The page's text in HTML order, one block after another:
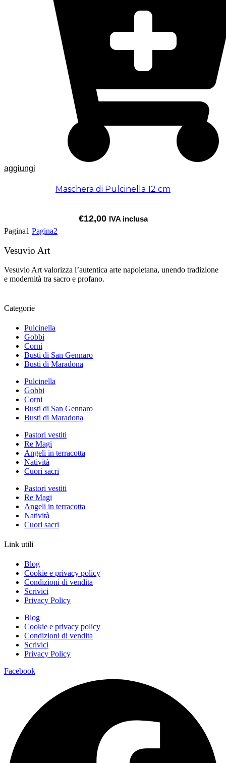
aggiungi
Maschera di Pulcinella 12 cm
€12,00 IVA inclusa
Pagina1 Pagina2
Vesuvio Art
Vesuvio Art valorizza l’autentica arte napoletana, unendo tradizione
e modernità tra sacro e profano.
Categorie
Pulcinella
Gobbi
Corni
Busti di San Gennaro
Busti di Maradona
Pulcinella
Gobbi
Corni
Busti di San Gennaro
Busti di Maradona
Pastori vestiti
Re Magi
Angeli in terracotta
Natività
Cuori sacri
Pastori vestiti
Re Magi
Angeli in terracotta
Natività
Cuori sacri
Link utili
Blog
Cookie e privacy policy
Condizioni di vendita
Scrivici
Privacy Policy
Blog
Cookie e privacy policy
Condizioni di vendita
Scrivici
Privacy Policy
Facebook